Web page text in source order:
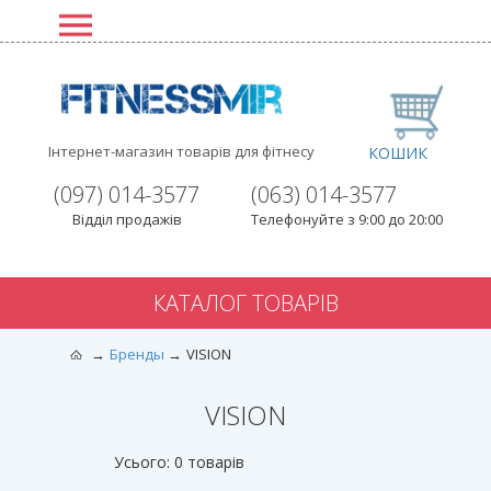
Інтернет-магазин товарів для фітнесу
(063) 014-3577
Телефонуйте з 9:00 до 20:00
(097) 014-3577
Відділ продажів
КОШИК
КАТАЛОГ ТОВАРІВ
Бренды VISION
VISION
Усього: 0 товарів